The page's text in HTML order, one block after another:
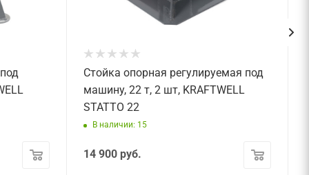
Стойка опорная регулируемая под
машину, 22 т, 2 шт, KRAFTWELL
STATTO 22
В наличии: 15
14 900 руб.